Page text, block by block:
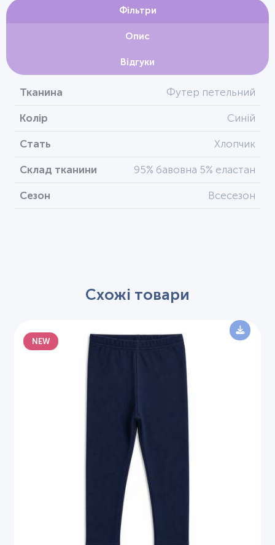
Фільтри
Опис
Відгуки
Тканина Футер петельний
Колір Синій
Стать Хлопчик
Склад тканини 95% бавовна 5% еластан
Сезон Всесезон
Схожі товари
NEW